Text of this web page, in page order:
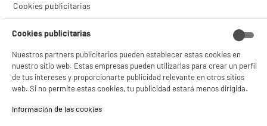
Cookies publicitarias
Cookies publicitarias
Nuestros partners publicitarios pueden establecer estas cookies en
nuestro sitio web. Estas empresas pueden utilizarlas para crear un perfil
de tus intereses y proporcionarte publicidad relevante en otros sitios
web. Si no permite estas cookies, tu publicidad estará menos dirigida.
Información de las cookies‎